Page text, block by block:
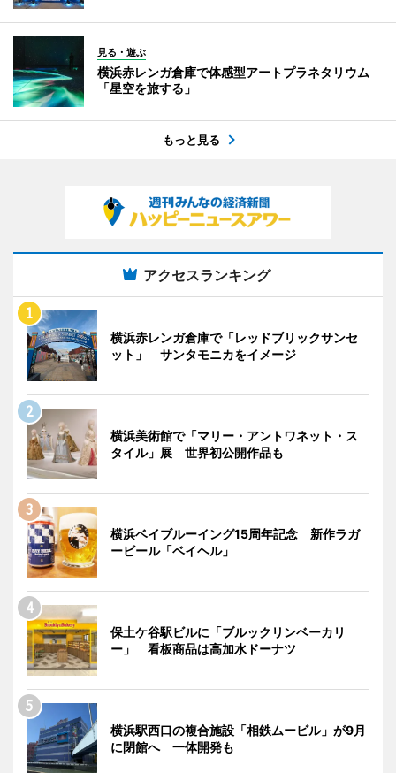
見る・遊ぶ
横浜赤レンガ倉庫で体感型アートプラネタリウム
「星空を旅する」
もっと見る
アクセスランキング
横浜赤レンガ倉庫で「レッドブリックサンセ
ット」 サンタモニカをイメージ
横浜美術館で「マリー・アントワネット・ス
タイル」展 世界初公開作品も
横浜ベイブルーイング15周年記念 新作ラガ
ービール「ベイヘル」
保土ケ谷駅ビルに「ブルックリンベーカリ
ー」 看板商品は高加水ドーナツ
横浜駅西口の複合施設「相鉄ムービル」が9月
に閉館へ 一体開発も